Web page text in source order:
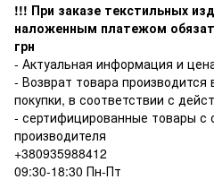
!!! При заказе текстильных
наложенным платежом
грн
- Актуальная информация и
- Возврат товара производится
покупки, в соответствии с
- сертифицированные товары с
производителя
+380935988412
09:30-18:30 Пн-Пт